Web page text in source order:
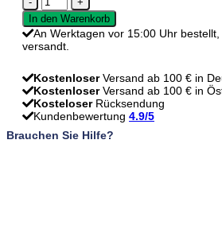
Siem
-
Stahl
Menge
In den Warenkorb
An Werktagen vor 15:00 Uhr
versandt.
KostenloserVersand ab 100 € in
KostenloserVersand ab 100 € in
Kosteloser Rücksendung
Kundenbewertung 4.9/5
Brauchen Sie Hilfe?